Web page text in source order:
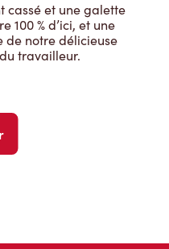
cassé et une galette
100 % d’ici, et une
de notre délicieuse
travailleur.